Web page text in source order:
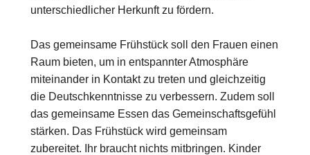
unterschiedlicher Herkunft zu fördern.
Das gemeinsame Frühstück soll den Frauen einen
Raum bieten, um in entspannter Atmosphäre
miteinander in Kontakt zu treten und gleichzeitig
die Deutschkenntnisse zu verbessern. Zudem soll
das gemeinsame Essen das Gemeinschaftsgefühl
stärken. Das Frühstück wird gemeinsam
zubereitet. Ihr braucht nichts mitbringen. Kinder